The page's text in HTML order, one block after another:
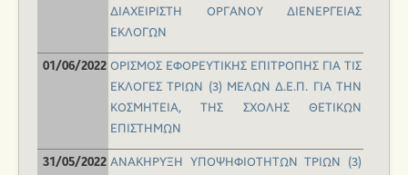
ΔΙΑΧΕΙΡΙΣΤΗ ΟΡΓΑΝΟΥ ΔΙΕΝΕΡΓΕΙΑΣ
ΕΚΛΟΓΩΝ
01/06/2022 ΟΡΙΣΜΟΣ ΕΦΟΡΕΥΤΙΚΗΣ ΕΠΙΤΡΟΠΗΣ ΓΙΑ ΤΙΣ
ΕΚΛΟΓΕΣ ΤΡΙΩΝ (3) ΜΕΛΩΝ Δ.Ε.Π. ΓΙΑ ΤΗΝ
ΚΟΣΜΗΤΕΙΑ, ΤΗΣ ΣΧΟΛΗΣ ΘΕΤΙΚΩΝ
ΕΠΙΣΤΗΜΩΝ
31/05/2022 AΝΑΚΗΡΥΞΗ ΥΠΟΨΗΦΙΟΤΗΤΩΝ ΤΡΙΩΝ (3)